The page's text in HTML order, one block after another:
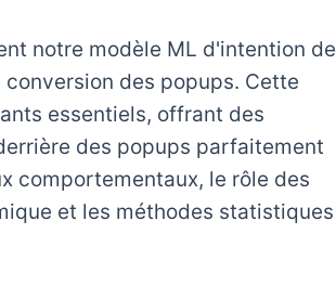
notre modèle ML d'intention de
des popups. Cette
essentiels, offrant des
des popups parfaitement
comportementaux, le rôle des
et les méthodes statistiques